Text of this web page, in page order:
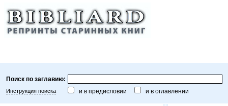
Поиск по заглавию:
Инструкция поиска и в предисловии и в оглавлении